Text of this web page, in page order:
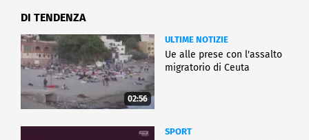
DI TENDENZA
02:56
ULTIME NOTIZIE
Ue alle prese con l'assalto
migratorio di Ceuta
SPORT